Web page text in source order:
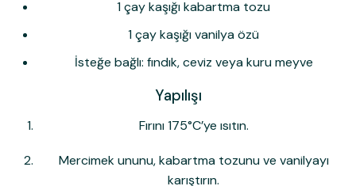
1 çay kaşığı kabartma tozu
1 çay kaşığı vanilya özü
İsteğe bağlı: fındık, ceviz veya kuru meyve
Yapılışı
Fırını 175°C’ye ısıtın.
Mercimek ununu, kabartma tozunu ve vanilyayı
karıştırın.